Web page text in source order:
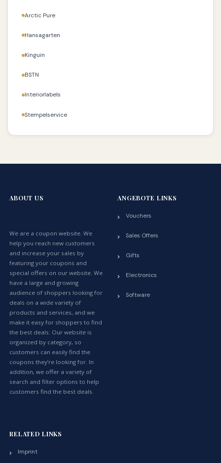
Arctic Pure
Hansagarten
Kinguin
BSTN
Interiorlabels
Stempelservice
ABOUT US
We are a coupon website. We
help you reach new customers
and increase your sales by
featuring your coupons and
special offers on our website. We
have a large and growing
audience of shoppers looking for
deals on a wide variety of
products and services, and we
make it easy for shoppers to find
the best deals. Our website is
organized by category, so
customers can easily find the
coupons they’re looking for. In
addition, we offer a variety of
search and filter options to help
customers find the best deals.
ANGEBOTE LINKS
Vouchers
Sales Offers
Gifts
Electronics
Software
RELATED LINKS
Imprint